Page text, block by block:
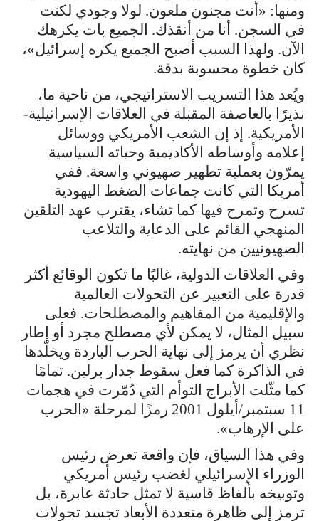
ومنها: «أنت مجنون ملعون. لولا وجودي لكنت
في السجن. أنا من أنقذك. الجميع بات يكرهك
الآن. ولهذا السبب أصبح الجميع يكره إسرائيل»،
كان خطوة محسوبة بدقة.
ويُعد هذا التسريب الاستراتيجي، من ناحية ما،
نذيرًا بالعاصفة المقبلة في العلاقات الإسرائيلية-
الأمريكية. إذ إن الشعب الأمريكي ووسائل
إعلامه وأوساطه الأكاديمية وحياته السياسية
يمرّون بعملية تطهير صهيوني واسعة. ففي
أمريكا التي كانت جماعات الضغط اليهودية
تسرح وتمرح فيها كما تشاء، يقترب عهد التلقين
المنهجي القائم على الدعاية والتلاعب
الصهيونيين من نهايته.
وفي العلاقات الدولية، غالبًا ما تكون الوقائع أكثر
قدرة على التعبير عن التحولات العالمية
والإقليمية من المفاهيم والمصطلحات. فعلى
سبيل المثال، لا يمكن لأي مصطلح مجرد أو إطار
نظري أن يرمز إلى نهاية الحرب الباردة ويخلّدها
في الذاكرة كما فعل سقوط جدار برلين. تمامًا
كما مثّلت الأبراج التوأم التي دُمّرت في هجمات
11 سبتمبر/أيلول 2001 رمزًا لمرحلة «الحرب
على الإرهاب».
وفي هذا السياق، فإن واقعة تعرض رئيس
الوزراء الإسرائيلي لغضب رئيس أمريكي
وتوبيخه بألفاظ قاسية لا تمثل حادثة عابرة، بل
ترمز إلى ظاهرة متعددة الأبعاد تجسد تحولات